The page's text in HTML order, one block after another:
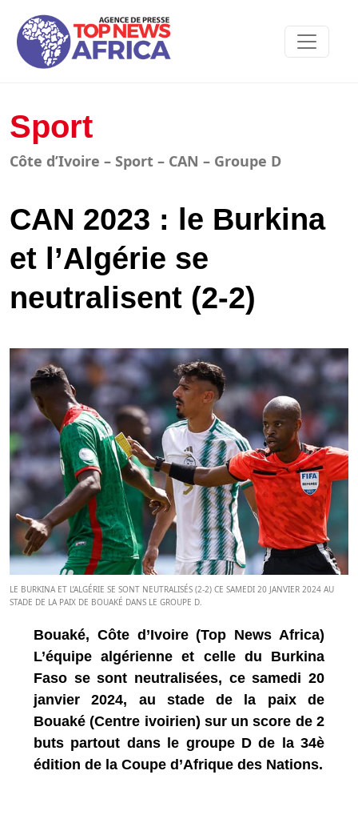
Sport
Côte d’Ivoire – Sport – CAN – Groupe D
CAN 2023 : le Burkina
et l’Algérie se
neutralisent (2-2)
LE BURKINA ET L’ALGÉRIE SE SONT NEUTRALISÉS (2-2) CE SAMEDI 20 JANVIER 2024 AU
STADE DE LA PAIX DE BOUAKÉ DANS LE GROUPE D.
Bouaké, Côte d’Ivoire (Top News Africa)
L’équipe algérienne et celle du Burkina
Faso se sont neutralisées, ce samedi 20
janvier 2024, au stade de la paix de
Bouaké (Centre ivoirien) sur un score de 2
buts partout dans le groupe D de la 34è
édition de la Coupe d’Afrique des Nations.